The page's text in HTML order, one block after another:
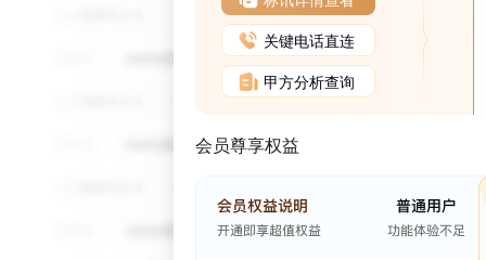
关键电话直连
甲方分析查询
会员尊享权益